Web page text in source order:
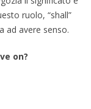
ruolo, “shall”
ad avere senso.
on?